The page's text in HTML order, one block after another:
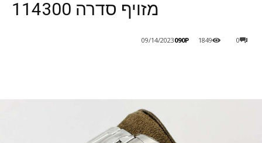
מזויף סדרה 114300
090P
09/14/2023 0
1849